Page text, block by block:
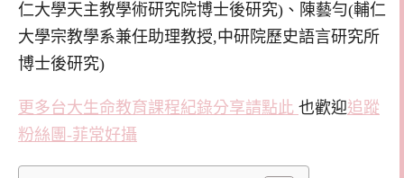
仁大學天主教學術研究院博士後研究)、陳藝勻(輔仁
大學宗教學系兼任助理教授,中研院歷史語言研究所
博士後研究)
更多台大生命教育課程紀錄分享請點此 也歡迎追蹤
粉絲團-菲常好攝